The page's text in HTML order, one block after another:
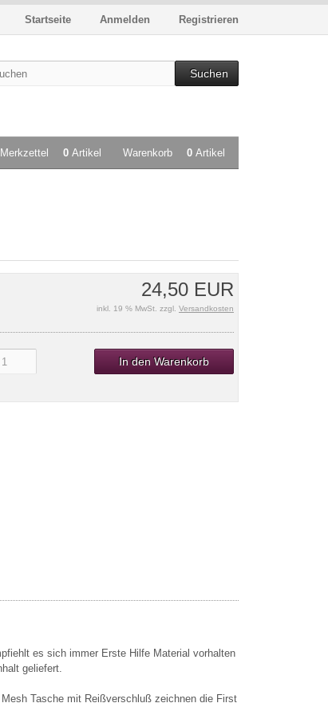
Registrieren
Anmelden
Startseite
Suchen
Warenkorb 0 Artikel
Merkzettel 0 Artikel
24,50 EUR
inkl. 19 % MwSt. zzgl. Versandkosten
In den Warenkorb
es sich immer Erste Hilfe Material vorhalten
geliefert.
Tasche mit Reißverschluß zeichnen die First